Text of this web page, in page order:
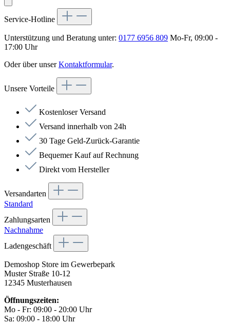
Service-Hotline
Unterstützung und Beratung unter: 0177 6956 809 Mo-Fr, 09:00 -
17:00 Uhr
Oder über unserKontaktformular.
Unsere Vorteile
Kostenloser Versand
Versand innerhalb von 24h
30 Tage Geld-Zurück-Garantie
Bequemer Kauf auf Rechnung
Direkt vom Hersteller
Versandarten
Standard
Zahlungsarten
Nachnahme
Ladengeschäft
Demoshop Store im Gewerbepark
Muster Straße 10-12
12345 Musterhausen
Öffnungszeiten:
Mo - Fr: 09:00 - 20:00 Uhr
Sa: 09:00 - 18:00 Uhr